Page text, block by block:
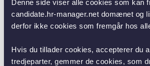
Denne side viser alle cookies som kan
candidate.hr-manager.net domænet og
derfor ikke cookies som fremgår hos
Hvis du tillader cookies, accepterer du
tredjeparter, gemmer de cookies, som